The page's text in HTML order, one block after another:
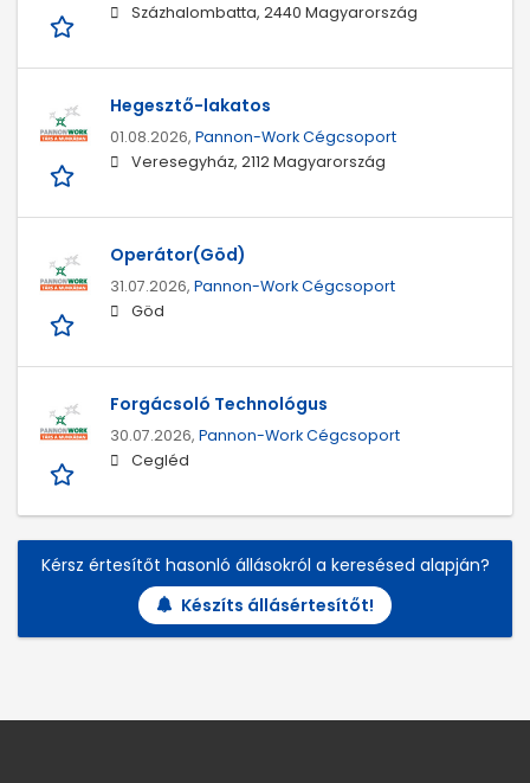
Százhalombatta, 2440 Magyarország
Hegesztő-lakatos
01.08.2026, Pannon-Work Cégcsoport
Veresegyház, 2112 Magyarország
Operátor(Göd)
31.07.2026, Pannon-Work Cégcsoport
Göd
Forgácsoló Technológus
30.07.2026, Pannon-Work Cégcsoport
Cegléd
Kérsz értesítőt hasonló állásokról a keresésed alapján?
Készíts állásértesítőt!